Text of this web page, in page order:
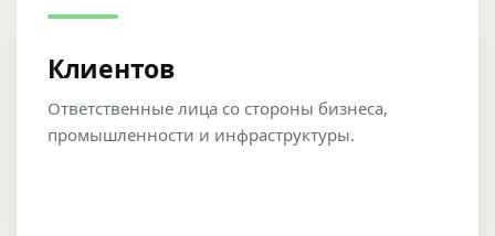
Клиентов
Ответственные лица со стороны бизнеса,
промышленности и инфраструктуры.